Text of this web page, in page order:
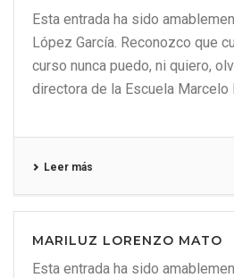
Esta entrada ha sido
López García. Reconozco que
curso nunca puedo, ni quiero,
directora de la Escuela Marcelo
Leer más
MARILUZ LORENZO MATO
Esta entrada ha sido